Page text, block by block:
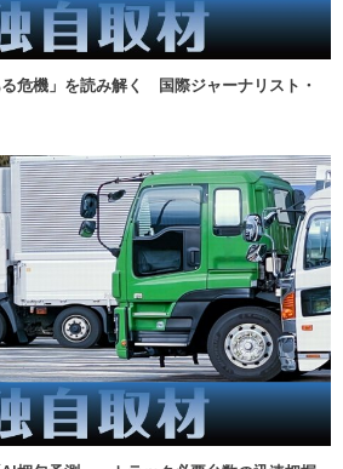
る危機」を読み解く 国際ジャーナリスト・